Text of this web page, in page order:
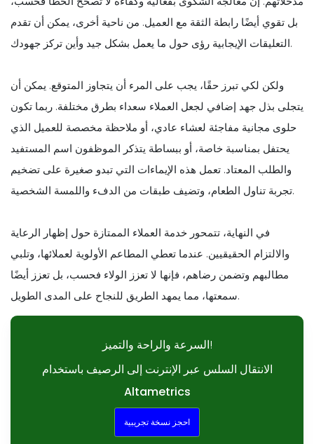
بل تقوي أيضًا رابطة الثقة مع العميل. من ناحية أخرى، يمكن أن تقدم
التعليقات الإيجابية رؤى حول ما يعمل بشكل جيد وأين تركز جهودك.
ولكن لكي تبرز حقًا، يجب على المرء أن يتجاوز المتوقع. يمكن أن
يتجلى بذل جهد إضافي لجعل العملاء سعداء بطرق مختلفة. ربما تكون
حلوى مجانية مفاجئة لعشاء عادي، أو ملاحظة مخصصة للعميل الذي
يحتفل بمناسبة خاصة، أو ببساطة يتذكر الموظفون اسم المستفيد
والطلب المعتاد. تعمل هذه الإيماءات التي تبدو صغيرة على تضخيم
تجربة تناول الطعام، وتضيف طبقات من الدفء واللمسة الشخصية.
في النهاية، تتمحور خدمة العملاء الممتازة حول إظهار الرعاية
والالتزام الحقيقيين. عندما تعطي المطاعم الأولوية لعملائها، وتلبي
مطالبهم وتضمن رضاهم، فإنها لا تعزز الولاء فحسب، بل تعزز أيضًا
سمعتها، مما يمهد الطريق للنجاح على المدى الطويل.
السرعة والراحة والتميز!
الانتقال السلس عبر الإنترنت إلى الرصيف باستخدام
Altametrics
احجز نسخة تجريبية